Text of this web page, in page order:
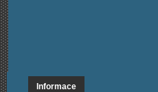
Informace